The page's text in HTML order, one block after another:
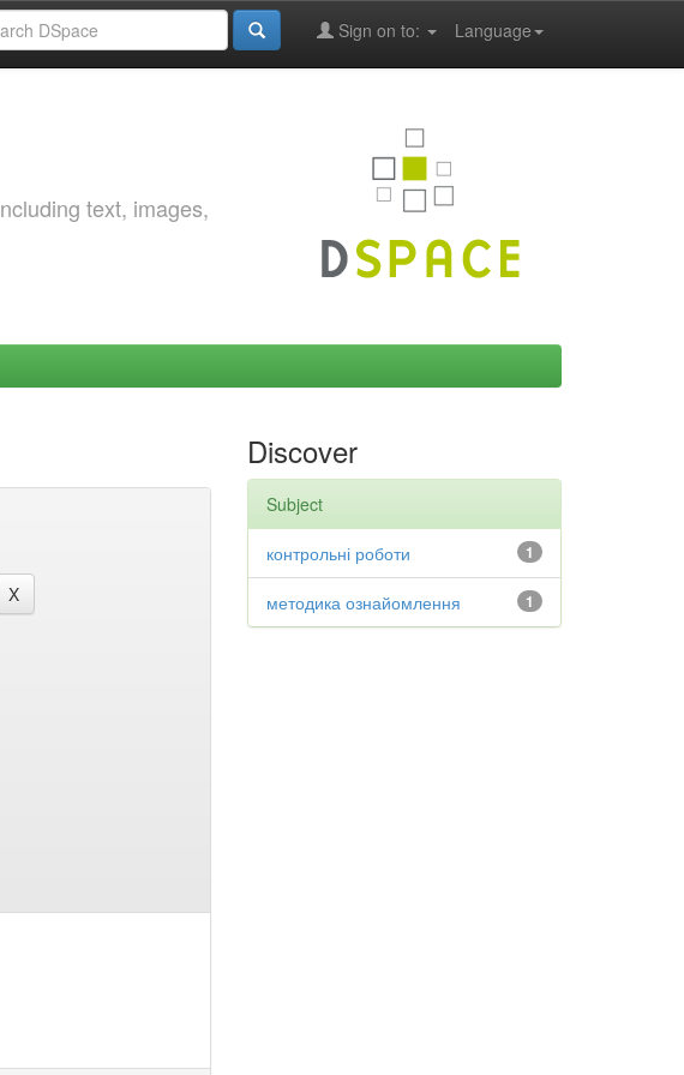
Language
Sign on to:
text, images,
Discover
Subject
1
контрольні роботи
1
методика ознайомлення